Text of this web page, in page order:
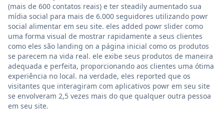
(mais de 600 contatos reais) e ter steadily aumentado sua
mídia social para mais de 6.000 seguidores utilizando powr
social alimentar em seu site. eles added powr slider como
uma forma visual de mostrar rapidamente a seus clientes
como eles são landing on a página inicial como os produtos
se parecem na vida real. ele exibe seus produtos de maneira
adequada e perfeita, proporcionando aos clientes uma ótima
experiência no local. na verdade, eles reported que os
visitantes que interagiram com aplicativos powr em seu site
se envolveram 2,5 vezes mais do que qualquer outra pessoa
em seu site.